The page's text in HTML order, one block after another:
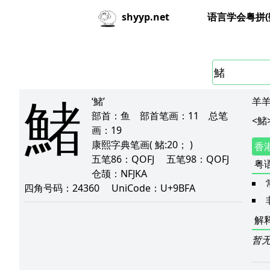
shyyp.net 语言学会粤拼
鯺
‘鯺’
部首： 鱼 部首笔画： 11 总笔
画： 19
康熙字典笔画( 鯺:20； )
五笔86： QOFJ 五笔98： QOFJ
仓颉： NFJKA
四角号码： 24360 UniCode： U+9BFA
羊
<鯺
香
粤
解
暂